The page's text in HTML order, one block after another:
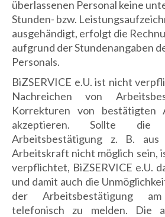
überlassenen Personal keine
Stunden- bzw.
ausgehändigt, erfolgt die
aufgrund der Stundenangaben
Personals.
BiZSERVICE e.U. ist nicht
Nachreichen von
Korrekturen von bestätigten
akzeptieren. Sollte die
Arbeitsbestätigung z. B.
Arbeitskraft nicht möglich sein,
verpflichtet, BiZSERVICE e.U.
und damit auch die
der Arbeitsbestätigung
telefonisch zu melden. Die